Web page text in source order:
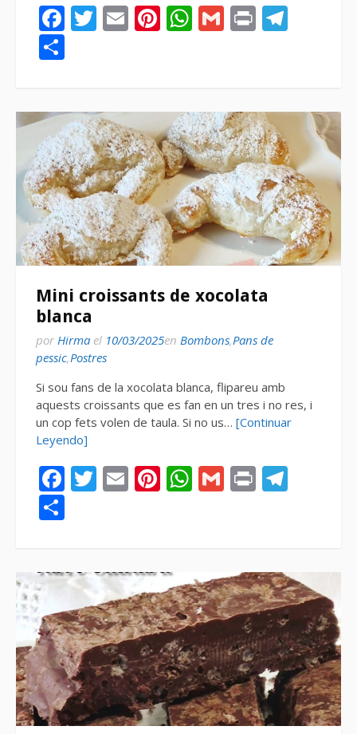
Facebook
Twitter
EmailPinterest
WhatsApp
Gmail
Print
Mini croissants de xocolata
blanca
por Hirma el 10/03/2025en Bombons,Pans de
pessic,Postres
Si sou fans de la xocolata blanca, flipareu amb
aquests croissants que es fan en un tres i no res, i
un cop fets volen de taula. Si no us… [Continuar
Leyendo]
Facebook
Twitter
EmailPinterest
WhatsApp
Gmail
Print